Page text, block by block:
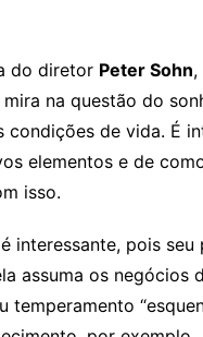
do diretor Peter Sohn,
na questão do
condições de vida. É
elementos e de
isso.
é interessante, pois
assuma os negócios
temperamento